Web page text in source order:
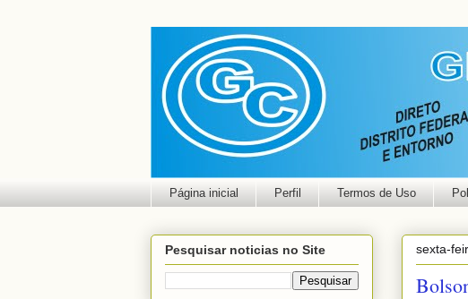
Página inicial Perfil Termos de Uso
sexta-
Pesquisar noticias no Site